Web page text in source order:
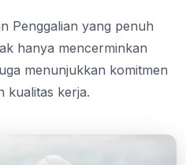
Penggalian yang penuh
hanya mencerminkan
menunjukkan komitmen
kualitas kerja.